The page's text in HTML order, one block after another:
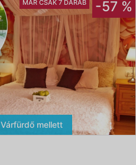
MÁR CSAK 7 DARAB -57 %
mellett